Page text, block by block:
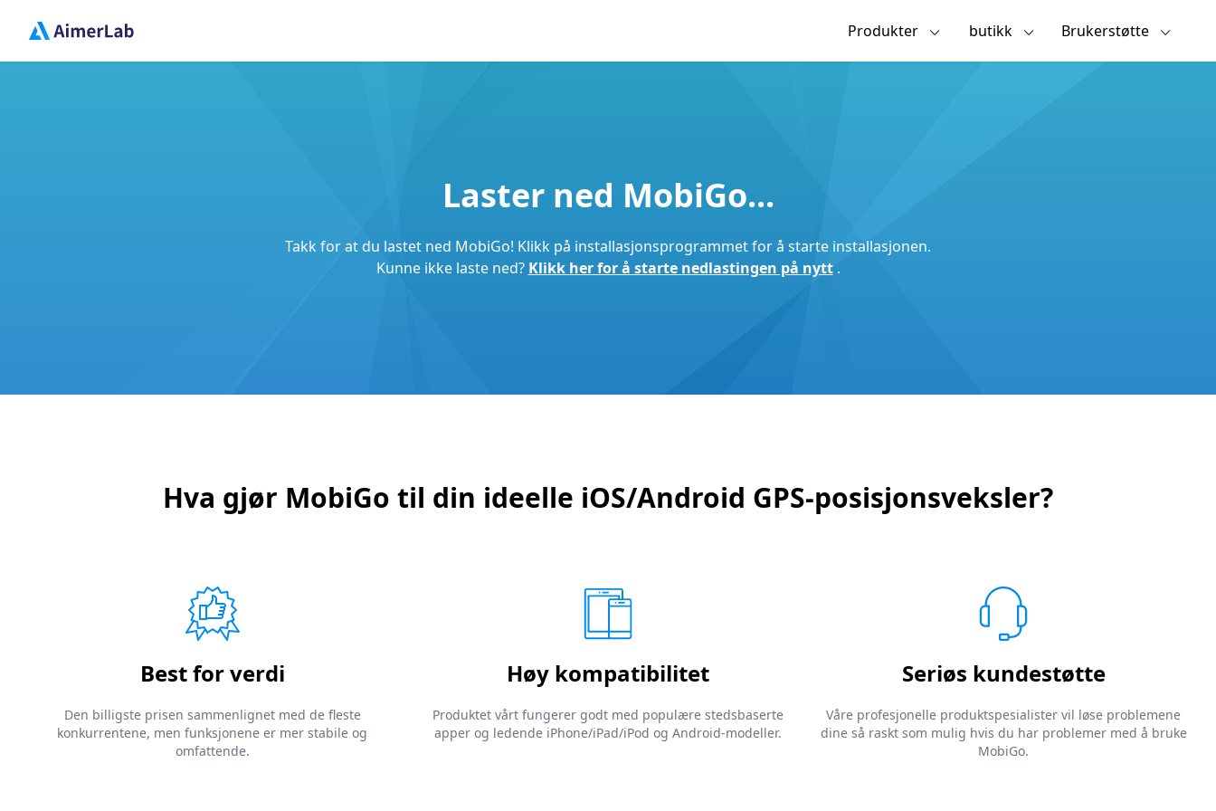
Produkter butikk Brukerstøtte
Laster ned MobiGo...
Takk for at du lastet ned MobiGo! Klikk på installasjonsprogrammet for å starte installasjonen.
Kunne ikke laste ned? Klikk her for å starte nedlastingen på nytt.
Hva gjør MobiGo til din ideelle iOS/Android GPS-posisjonsveksler?
Best for verdi
Den billigste prisen sammenlignet med de fleste
konkurrentene, men funksjonene er mer stabile og
omfattende.
Høy kompatibilitet
Produktet vårt fungerer godt med populære stedsbaserte
apper og ledende iPhone/iPad/iPod og Android-modeller.
Seriøs kundestøtte
Våre profesjonelle produktspesialister vil løse problemene
dine så raskt som mulig hvis du har problemer med å bruke
MobiGo.